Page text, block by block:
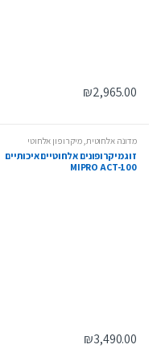
₪2,965.00
מדונה אלחוטית,מיקרופון אלחוטי
זוג מיקרופונים אלחוטיים איכותיים
MIPRO ACT-100
₪3,490.00